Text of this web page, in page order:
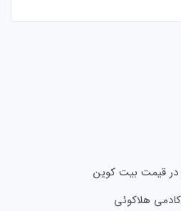
در قیمت بیت کوین
هلاکوئی